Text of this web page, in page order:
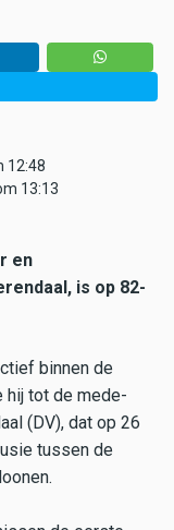
12:48
13:13
en
is op 82-
binnen de
hij tot de mede-
(DV), dat op 26
tussen de